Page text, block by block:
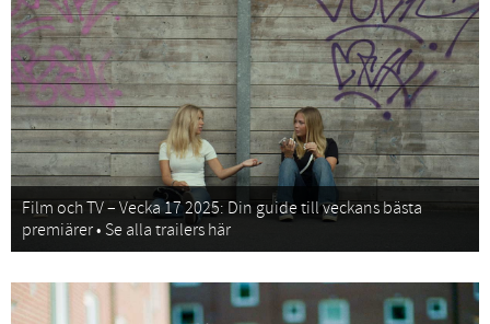
Film och TV – Vecka 17 2025: Din guide till veckans bästa
premiärer • Se alla trailers här